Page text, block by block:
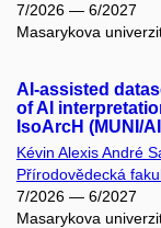
7/2026 — 6/2027
Masarykova
AI-assisted
of AI
IsoArcH (MUNI/
Kévin Alexis André
Přírodovědecká
7/2026 — 6/2027
Masarykova